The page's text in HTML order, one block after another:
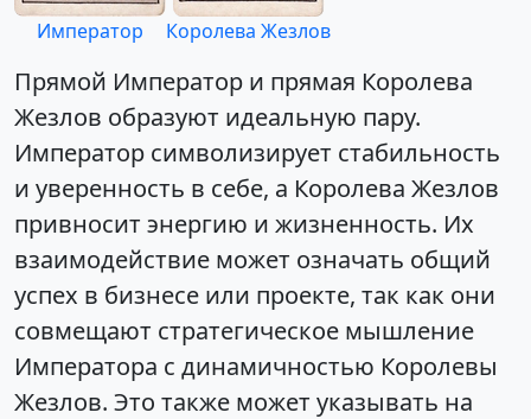
Император Королева Жезлов
Прямой Император и прямая Королева
Жезлов образуют идеальную пару.
Император символизирует стабильность
и уверенность в себе, а Королева Жезлов
привносит энергию и жизненность. Их
взаимодействие может означать общий
успех в бизнесе или проекте, так как они
совмещают стратегическое мышление
Императора с динамичностью Королевы
Жезлов. Это также может указывать на